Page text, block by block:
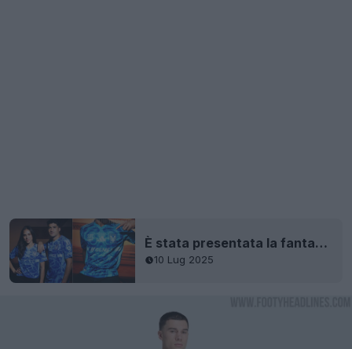
È stata presentata la fantastica seconda maglia del Tigres 25-26
10 Lug 2025